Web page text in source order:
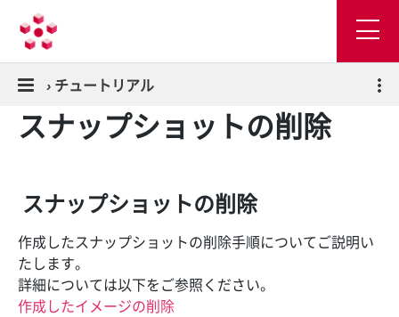
› チュートリアル
スナップショットの削除
スナップショットの削除
作成したスナップショットの削除手順についてご説明い
たします。
詳細については以下をご参照ください。
作成したイメージの削除